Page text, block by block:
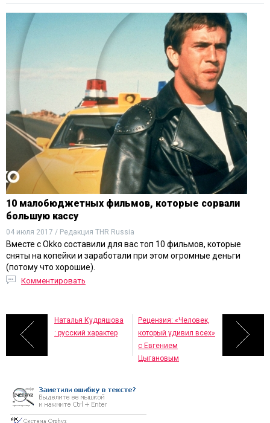
10 малобюджетных фильмов, которые сорвали
большую кассу
04 июля 2017 / Редакция THR Russia
Вместе с Okko составили для вас топ 10 фильмов, которые
сняты на копейки и заработали при этом огромные деньги
(потому что хорошие).
Комментировать
Наталья Кудряшова
: русский характер
Рецензия: «Человек,
который удивил всех»
с Евгением
Цыгановым